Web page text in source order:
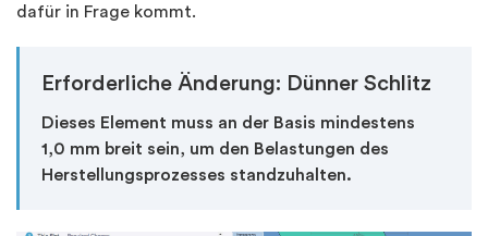
dafür in Frage kommt.
Erforderliche Änderung: Dünner Schlitz
Dieses Element muss an der Basis mindestens
1,0 mm breit sein, um den Belastungen des
Herstellungsprozesses standzuhalten.